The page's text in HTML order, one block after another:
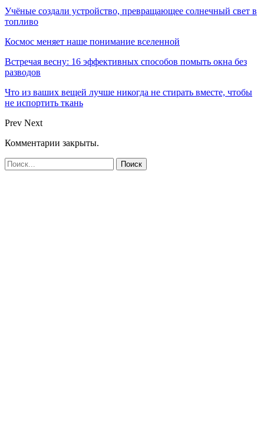
Учёные создали устройство, превращающее солнечный свет в
топливо
Космос меняет наше понимание вселенной
Встречая весну: 16 эффективных способов помыть окна без
разводов
Что из ваших вещей лучше никогда не стирать вместе, чтобы
не испортить ткань
Prev Next
Комментарии закрыты.